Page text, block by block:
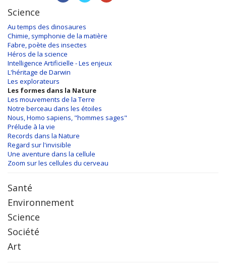
Science
Au temps des dinosaures
Chimie, symphonie de la matière
Fabre, poète des insectes
Héros de la science
Intelligence Artificielle - Les enjeux
L'héritage de Darwin
Les explorateurs
Les formes dans la Nature
Les mouvements de la Terre
Notre berceau dans les étoiles
Nous, Homo sapiens, "hommes sages"
Prélude à la vie
Records dans la Nature
Regard sur l'invisible
Une aventure dans la cellule
Zoom sur les cellules du cerveau
Santé
Environnement
Science
Société
Art